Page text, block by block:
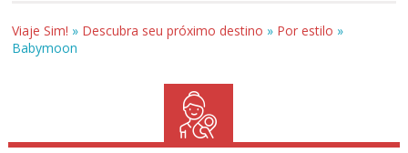
Viaje Sim! » Descubra seu próximo destino » Por estilo »
Babymoon